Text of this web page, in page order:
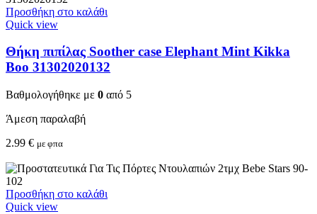
Προσθήκη στο καλάθι
Quick view
Θήκη πιπίλας Soother case Elephant Mint Kikka
Boo 31302020132
Βαθμολογήθηκε με 0 από 5
Άμεση παραλαβή
2.99 € με φπα
Προσθήκη στο καλάθι
Quick view